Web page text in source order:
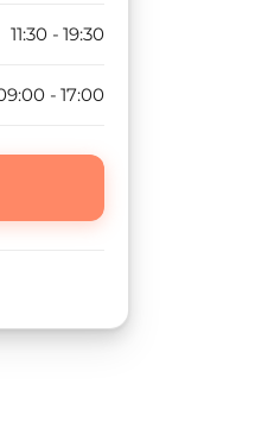
11:30 - 19:30
- 17:00